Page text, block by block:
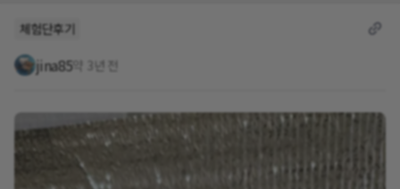
체험단후기
jina85약 3년 전